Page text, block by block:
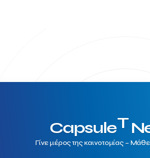
CapsuleT
Γίνε μέρος της καινοτομίας –